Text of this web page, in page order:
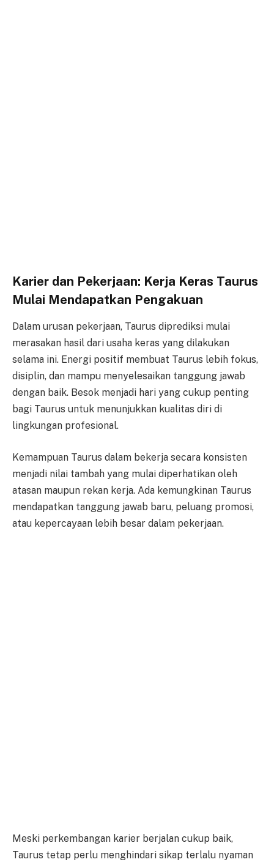
Karier dan Pekerjaan: Kerja Keras Taurus
Mulai Mendapatkan Pengakuan
Dalam urusan pekerjaan, Taurus diprediksi mulai
merasakan hasil dari usaha keras yang dilakukan
selama ini. Energi positif membuat Taurus lebih fokus,
disiplin, dan mampu menyelesaikan tanggung jawab
dengan baik. Besok menjadi hari yang cukup penting
bagi Taurus untuk menunjukkan kualitas diri di
lingkungan profesional.
Kemampuan Taurus dalam bekerja secara konsisten
menjadi nilai tambah yang mulai diperhatikan oleh
atasan maupun rekan kerja. Ada kemungkinan Taurus
mendapatkan tanggung jawab baru, peluang promosi,
atau kepercayaan lebih besar dalam pekerjaan.
Meski perkembangan karier berjalan cukup baik,
Taurus tetap perlu menghindari sikap terlalu nyaman